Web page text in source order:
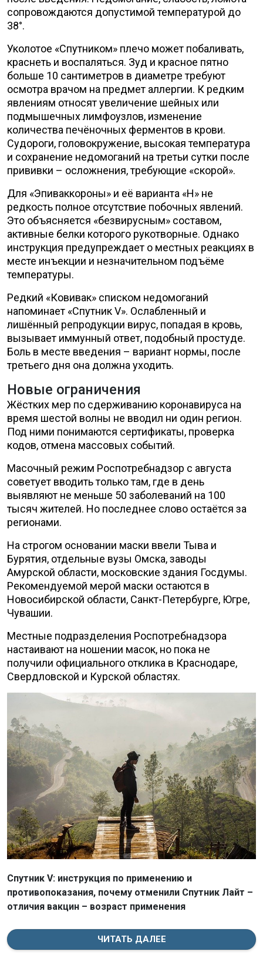
сопровождаются допустимой температурой до
38°.
Уколотое «Спутником» плечо может побаливать,
краснеть и воспаляться. Зуд и красное пятно
больше 10 сантиметров в диаметре требуют
осмотра врачом на предмет аллергии. К редким
явлениям относят увеличение шейных или
подмышечных лимфоузлов, изменение
количества печёночных ферментов в крови.
Судороги, головокружение, высокая температура
и сохранение недомоганий на третьи сутки после
прививки – осложнения, требующие «скорой».
Для «Эпиваккороны» и её варианта «Н» не
редкость полное отсутствие побочных явлений.
Это объясняется «безвирусным» составом,
активные белки которого рукотворные. Однако
инструкция предупреждает о местных реакциях в
месте инъекции и незначительном подъёме
температуры.
Редкий «Ковивак» списком недомоганий
напоминает «Спутник V». Ослабленный и
лишённый репродукции вирус, попадая в кровь,
вызывает иммунный ответ, подобный простуде.
Боль в месте введения – вариант нормы, после
третьего дня она должна уходить.
Новые ограничения
Жёстких мер по сдерживанию коронавируса на
время шестой волны не вводил ни один регион.
Под ними понимаются сертификаты, проверка
кодов, отмена массовых событий.
Масочный режим Роспотребнадзор с августа
советует вводить только там, где в день
выявляют не меньше 50 заболеваний на 100
тысяч жителей. Но последнее слово остаётся за
регионами.
На строгом основании маски ввели Тыва и
Бурятия, отдельные вузы Омска, заводы
Амурской области, московские здания Госдумы.
Рекомендуемой мерой маски остаются в
Новосибирской области, Санкт-Петербурге, Югре,
Чувашии.
Местные подразделения Роспотребнадзора
настаивают на ношении масок, но пока не
получили официального отклика в Краснодаре,
Свердловской и Курской областях.
ЧИТАТЬ ДАЛЕЕ
Спутник V: инструкция по применению и
противопоказания, почему отменили Спутник Лайт –
отличия вакцин – возраст применения